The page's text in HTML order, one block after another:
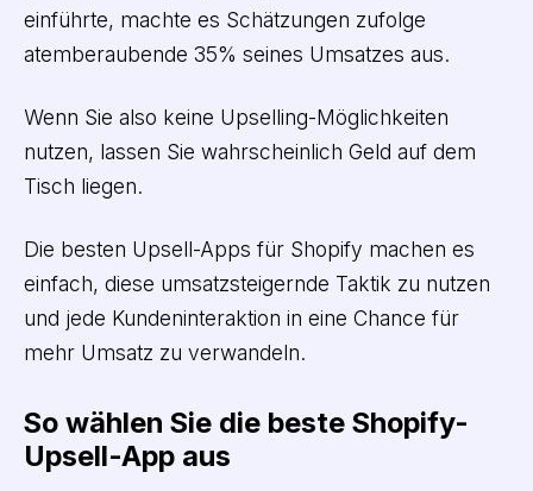
einführte, machte es Schätzungen zufolge
atemberaubende 35% seines Umsatzes aus.
Wenn Sie also keine Upselling-Möglichkeiten
nutzen, lassen Sie wahrscheinlich Geld auf dem
Tisch liegen.
Die besten Upsell-Apps für Shopify machen es
einfach, diese umsatzsteigernde Taktik zu nutzen
und jede Kundeninteraktion in eine Chance für
mehr Umsatz zu verwandeln.
So wählen Sie die beste Shopify-
Upsell-App aus